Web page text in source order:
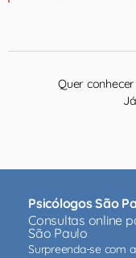
Quer
Psicólogos São
Consultas online
São Paulo
Surpreenda-se com